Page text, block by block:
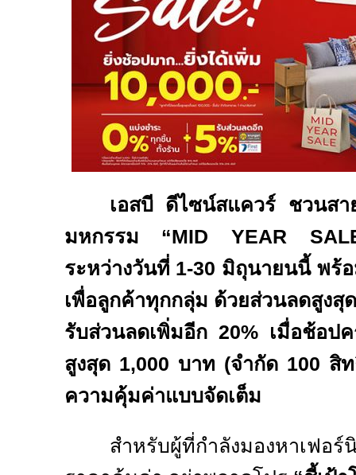
เอสบี ดีไซน์สแควร์ ชวนส
มหกรรม “MID YEAR
ระหว่างวันที่ 1-30 มิถุนายนนี้ พร้
เพื่อลูกค้าทุกกลุ่ม ด้วยส่วนลดสูงสุ
รับส่วนลดเพิ่มอีก 20%เมื่อช้อป
สูงสุด 1,000 บาท (จำกัด 100 สิ
ความคุ้มค่าแบบจัดเต็ม
สำหรับผู้ที่กำลังมองหาเฟอ